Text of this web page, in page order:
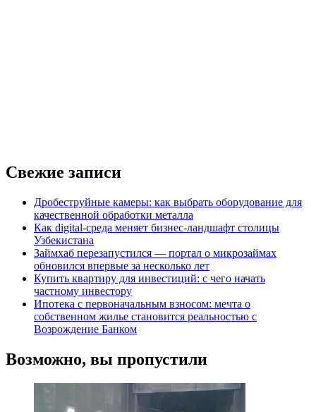
Свежие записи
Дробеструйные камеры: как выбрать оборудование для
качественной обработки металла
Как digital-среда меняет бизнес-ландшафт столицы
Узбекистана
Займхаб перезапустился — портал о микрозаймах
обновился впервые за несколько лет
Купить квартиру для инвестиций: с чего начать
частному инвестору
Ипотека с первоначальным взносом: мечта о
собственном жилье становится реальностью с
Возрождение Банком
Возможно, вы пропустили